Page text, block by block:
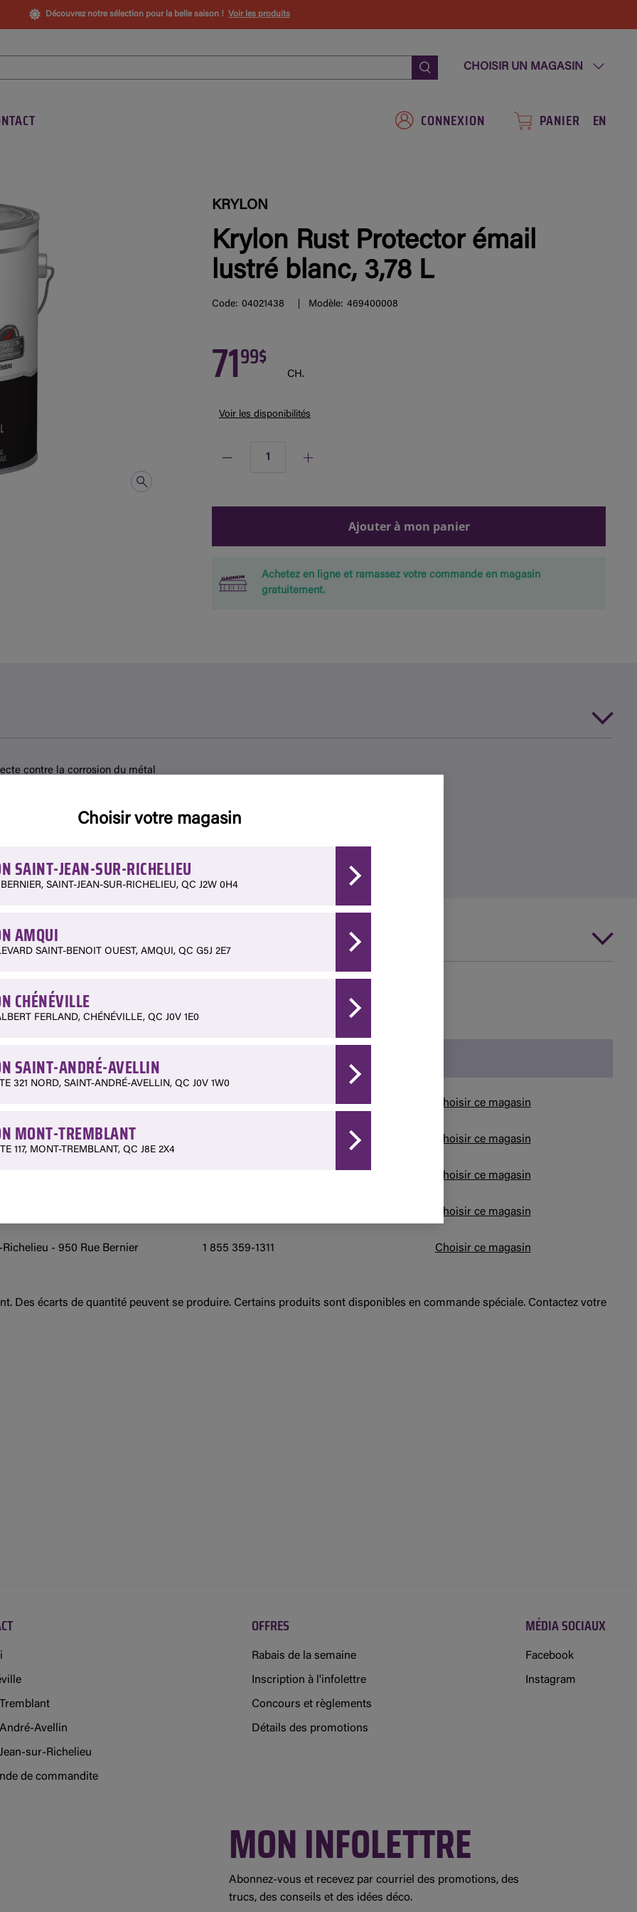
Découvrez notre sélection pour la belle saison ! Voir les produits
CHOISIR UN MAGASIN
CONNEXION PANIER EN
Choisir votre magasin
SAINT-JEAN-SUR-RICHELIEU
SAINT-JEAN-SUR-RICHELIEU, QC J2W 0H4
AMQUI
SAINT-BENOIT OUEST, AMQUI, QC G5J 2E7
CHÉNÉVILLE
FERLAND, CHÉNÉVILLE, QC J0V 1E0
SAINT-ANDRÉ-AVELLIN
321 NORD, SAINT-ANDRÉ-AVELLIN, QC J0V 1W0
MONT-TREMBLANT
117, MONT-TREMBLANT, QC J8E 2X4
KRYLON
Krylon Rust Protector émail
lustré blanc, 3,78 L
Code: 04021438 Modèle: 469400008
7199$
CH.
Voir les disponibilités
Ajouter à mon panier
Achetez en ligne et ramassez votre commande en magasin
gratuitement.
contre la corrosion du métal
vraiment
de ce produit ou le faire livrer d’une autre succursale.
Choisir ce magasin
99 Rue Albert Ferland Choisir ce magasin
Choisir ce magasin
Choisir ce magasin
- 950 Rue Bernier 1 855 359-1311 Choisir ce magasin
Des écarts de quantité peuvent se produire. Certains produits sont disponibles en commande spéciale. Contactez votre
Avellin
sur-Richelieu
de commandite
OFFRES
Rabais de la semaine
Inscription à l'infolettre
Concours et règlements
Détails des promotions
MÉDIA SOCIAUX
Facebook
Instagram
MON INFOLETTRE
Abonnez-vous et recevez par courriel des promotions, des
trucs, des conseils et des idées déco.